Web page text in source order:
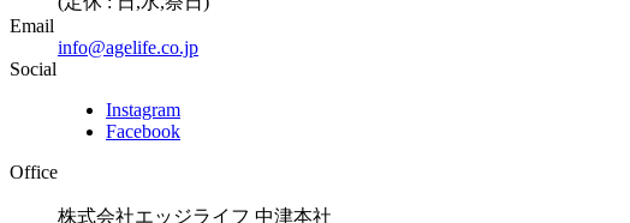
Email
info@agelife.co.jp
Social
Instagram
Facebook
Office
株式会社エッジライフ 中津本社